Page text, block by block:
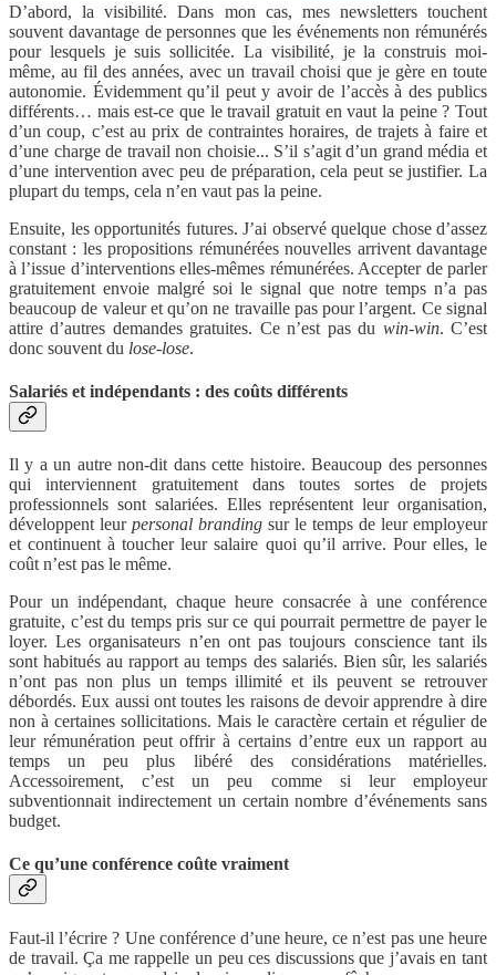
D’abord, la visibilité. Dans mon cas, mes newsletters touchent
souvent davantage de personnes que les événements non rémunérés
pour lesquels je suis sollicitée. La visibilité, je la construis moi-
même, au fil des années, avec un travail choisi que je gère en toute
autonomie. Évidemment qu’il peut y avoir de l’accès à des publics
différents… mais est-ce que le travail gratuit en vaut la peine ? Tout
d’un coup, c’est au prix de contraintes horaires, de trajets à faire et
d’une charge de travail non choisie... S’il s’agit d’un grand média et
d’une intervention avec peu de préparation, cela peut se justifier. La
plupart du temps, cela n’en vaut pas la peine.
Ensuite, les opportunités futures. J’ai observé quelque chose d’assez
constant : les propositions rémunérées nouvelles arrivent davantage
à l’issue d’interventions elles-mêmes rémunérées. Accepter de parler
gratuitement envoie malgré soi le signal que notre temps n’a pas
beaucoup de valeur et qu’on ne travaille pas pour l’argent. Ce signal
attire d’autres demandes gratuites. Ce n’est pas du win-win. C’est
donc souvent du lose-lose.
Salariés et indépendants : des coûts différents
Il y a un autre non-dit dans cette histoire. Beaucoup des personnes
qui interviennent gratuitement dans toutes sortes de projets
professionnels sont salariées. Elles représentent leur organisation,
développent leur personal branding sur le temps de leur employeur
et continuent à toucher leur salaire quoi qu’il arrive. Pour elles, le
coût n’est pas le même.
Pour un indépendant, chaque heure consacrée à une conférence
gratuite, c’est du temps pris sur ce qui pourrait permettre de payer le
loyer. Les organisateurs n’en ont pas toujours conscience tant ils
sont habitués au rapport au temps des salariés. Bien sûr, les salariés
n’ont pas non plus un temps illimité et ils peuvent se retrouver
débordés. Eux aussi ont toutes les raisons de devoir apprendre à dire
non à certaines sollicitations. Mais le caractère certain et régulier de
leur rémunération peut offrir à certains d’entre eux un rapport au
temps un peu plus libéré des considérations matérielles.
Accessoirement, c’est un peu comme si leur employeur
subventionnait indirectement un certain nombre d’événements sans
budget.
Ce qu’une conférence coûte vraiment
Faut-il l’écrire ? Une conférence d’une heure, ce n’est pas une heure
de travail. Ça me rappelle un peu ces discussions que j’avais en tant